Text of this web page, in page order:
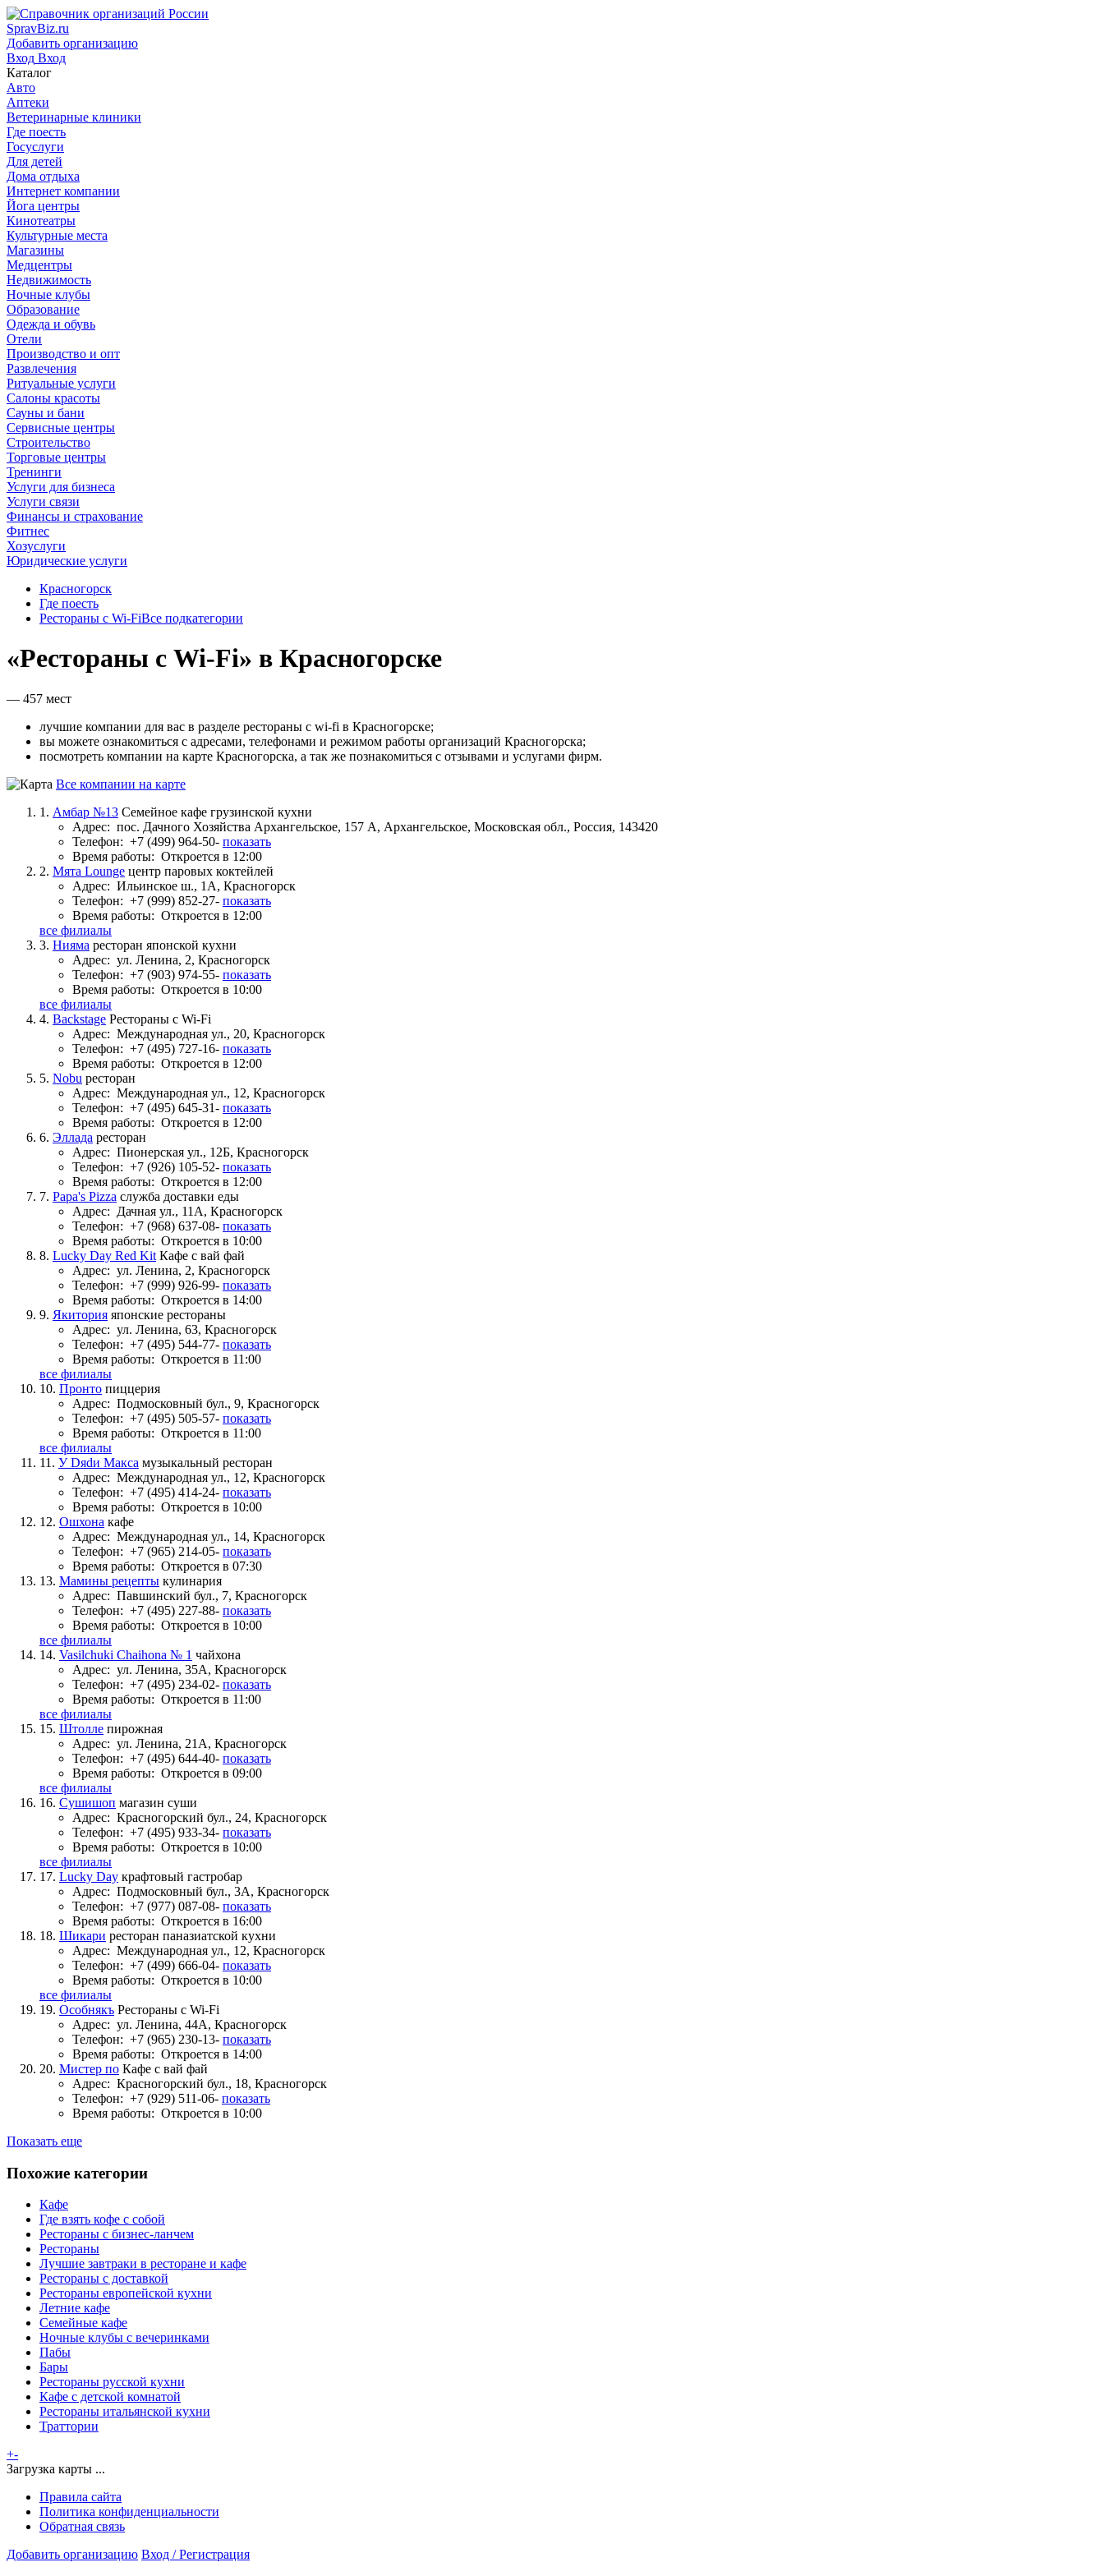
SpravBiz.ru
Добавить организацию
Вход Вход
Каталог
Авто
Аптеки
Ветеринарные клиники
Где поесть
Госуслуги
Для детей
Дома отдыха
Интернет компании
Йога центры
Кинотеатры
Культурные места
Магазины
Медцентры
Недвижимость
Ночные клубы
Образование
Одежда и обувь
Отели
Производство и опт
Развлечения
Ритуальные услуги
Салоны красоты
Сауны и бани
Сервисные центры
Строительство
Торговые центры
Тренинги
Услуги для бизнеса
Услуги связи
Финансы и страхование
Фитнес
Хозуслуги
Юридические услуги
Красногорск
Где поесть
Рестораны с Wi-FiВсе подкатегории
«Рестораны с Wi-Fi» в Красногорске
— 457 мест
лучшие компании для вас в разделе рестораны с wi-fi в Красногорске;
вы можете ознакомиться с адресами, телефонами и режимом работы организаций Красногорска;
посмотреть компании на карте Красногорска, а так же познакомиться с отзывами и услугами фирм.
Все компании на карте
1. Амбар №13 Семейное кафе грузинской кухни
Адрес: пос. Дачного Хозяйства Архангельское, 157 А, Архангельское, Московская обл., Россия, 143420
Телефон: +7 (499) 964-50- показать
Время работы: Откроется в 12:00
2. Мята Lounge центр паровых коктейлей
Адрес: Ильинское ш., 1А, Красногорск
Телефон: +7 (999) 852-27- показать
Время работы: Откроется в 12:00
все филиалы
3. Нияма ресторан японской кухни
Адрес: ул. Ленина, 2, Красногорск
Телефон: +7 (903) 974-55- показать
Время работы: Откроется в 10:00
все филиалы
4. Backstage Рестораны с Wi-Fi
Адрес: Международная ул., 20, Красногорск
Телефон: +7 (495) 727-16- показать
Время работы: Откроется в 12:00
5. Nobu ресторан
Адрес: Международная ул., 12, Красногорск
Телефон: +7 (495) 645-31- показать
Время работы: Откроется в 12:00
6. Эллада ресторан
Адрес: Пионерская ул., 12Б, Красногорск
Телефон: +7 (926) 105-52- показать
Время работы: Откроется в 12:00
7. Papa's Pizza служба доставки еды
Адрес: Дачная ул., 11А, Красногорск
Телефон: +7 (968) 637-08- показать
Время работы: Откроется в 10:00
8. Lucky Day Red Kit Кафе с вай фай
Адрес: ул. Ленина, 2, Красногорск
Телефон: +7 (999) 926-99- показать
Время работы: Откроется в 14:00
9. Якитория японские рестораны
Адрес: ул. Ленина, 63, Красногорск
Телефон: +7 (495) 544-77- показать
Время работы: Откроется в 11:00
все филиалы
10. Пронто пиццерия
Адрес: Подмосковный бул., 9, Красногорск
Телефон: +7 (495) 505-57- показать
Время работы: Откроется в 11:00
все филиалы
11. У Dяdи Макса музыкальный ресторан
Адрес: Международная ул., 12, Красногорск
Телефон: +7 (495) 414-24- показать
Время работы: Откроется в 10:00
12. Ошхона кафе
Адрес: Международная ул., 14, Красногорск
Телефон: +7 (965) 214-05- показать
Время работы: Откроется в 07:30
13. Мамины рецепты кулинария
Адрес: Павшинский бул., 7, Красногорск
Телефон: +7 (495) 227-88- показать
Время работы: Откроется в 10:00
все филиалы
14. Vasilchuki Chaihona № 1 чайхона
Адрес: ул. Ленина, 35А, Красногорск
Телефон: +7 (495) 234-02- показать
Время работы: Откроется в 11:00
все филиалы
15. Штолле пирожная
Адрес: ул. Ленина, 21А, Красногорск
Телефон: +7 (495) 644-40- показать
Время работы: Откроется в 09:00
все филиалы
16. Сушишоп магазин суши
Адрес: Красногорский бул., 24, Красногорск
Телефон: +7 (495) 933-34- показать
Время работы: Откроется в 10:00
все филиалы
17. Lucky Day крафтовый гастробар
Адрес: Подмосковный бул., 3А, Красногорск
Телефон: +7 (977) 087-08- показать
Время работы: Откроется в 16:00
18. Шикари ресторан паназиатской кухни
Адрес: Международная ул., 12, Красногорск
Телефон: +7 (499) 666-04- показать
Время работы: Откроется в 10:00
все филиалы
19. Особнякъ Рестораны с Wi-Fi
Адрес: ул. Ленина, 44А, Красногорск
Телефон: +7 (965) 230-13- показать
Время работы: Откроется в 14:00
20. Мистер по Кафе с вай фай
Адрес: Красногорский бул., 18, Красногорск
Телефон: +7 (929) 511-06- показать
Время работы: Откроется в 10:00
Показать еще
Похожие категории
Кафе
Где взять кофе с собой
Рестораны с бизнес-ланчем
Рестораны
Лучшие завтраки в ресторане и кафе
Рестораны с доставкой
Рестораны европейской кухни
Летние кафе
Семейные кафе
Ночные клубы с вечеринками
Пабы
Бары
Рестораны русской кухни
Кафе с детской комнатой
Рестораны итальянской кухни
Траттории
+-
Загрузка карты ...
Правила сайта
Политика конфиденциальности
Обратная связь
Добавить организацию Вход / Регистрация